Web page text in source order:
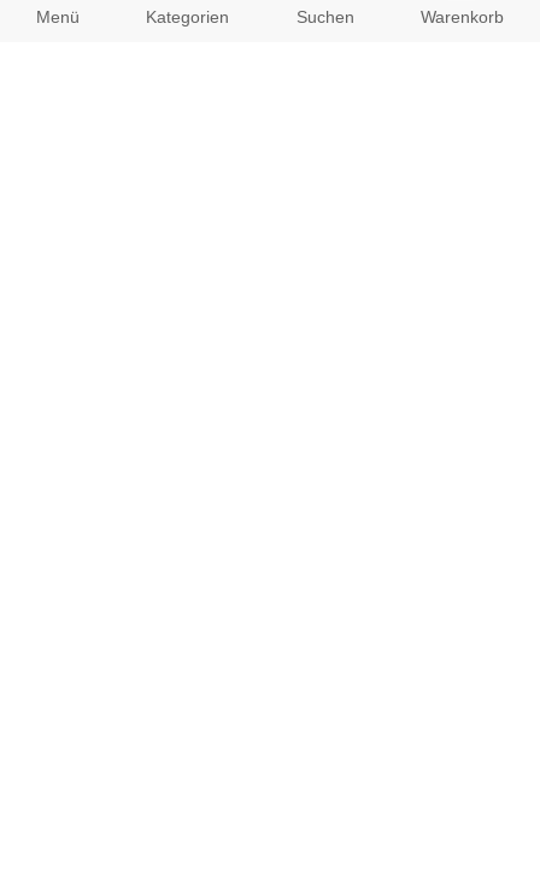
Menü Kategorien Suchen Warenkorb
Impressum